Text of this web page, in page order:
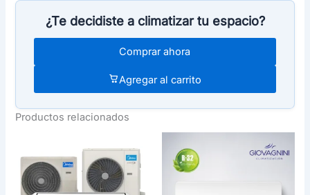
¿Te decidiste a climatizar tu espacio?
Comprar ahora
Agregar al carrito
Productos relacionados